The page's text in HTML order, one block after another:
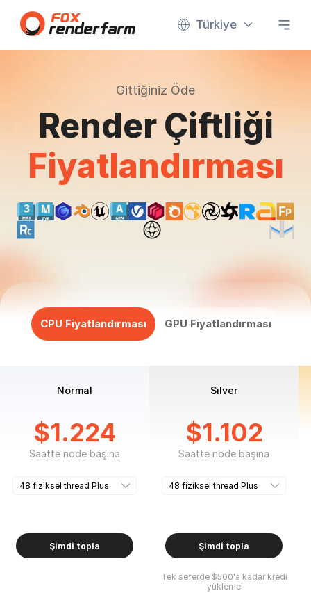
Türkiye
Gittiğiniz Öde
Render Çiftliği
Fiyatlandırması
CPU Fiyatlandırması GPU Fiyatlandırması
Normal
$1.224
Saatte node başına
Şimdi topla
Silver
$1.102
Saatte node başına
Şimdi topla
Tek seferde $500'a kadar kredi
yükleme